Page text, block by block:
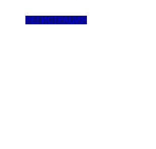
РЕГИСТРАЦИЯ